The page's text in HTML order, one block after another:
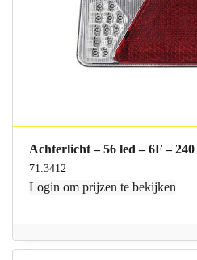
Achterlicht – 56 led – 6F –
71.3412
Login om prijzen te bekijken